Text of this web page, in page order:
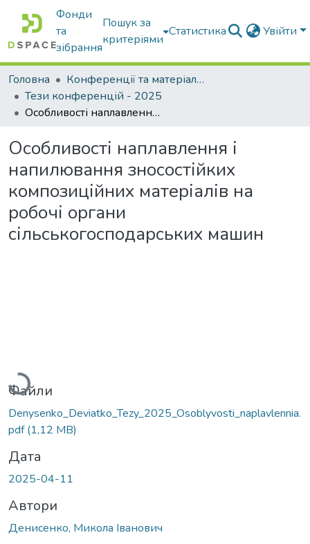
Фонди
та
зібрання
Пошук за
критеріями
Статистика Увійти
Головна
Конференції та матеріали конференцій
Тези конференцій - 2025
Особливості наплавлення і напилювання зносостійких композиційних матеріалів на робочі органи сільськогосподарських машин
Особливості наплавлення і
напилювання зносостійких
композиційних матеріалів на
робочі органи
сільськогосподарських машин
Вантажиться...
Файли
Denysenko_Deviatko_Tezy_2025_Osoblyvosti_naplavlennia.
pdf(1,12 MB)
Дата
2025-04-11
Автори
Денисенко, Микола Іванович